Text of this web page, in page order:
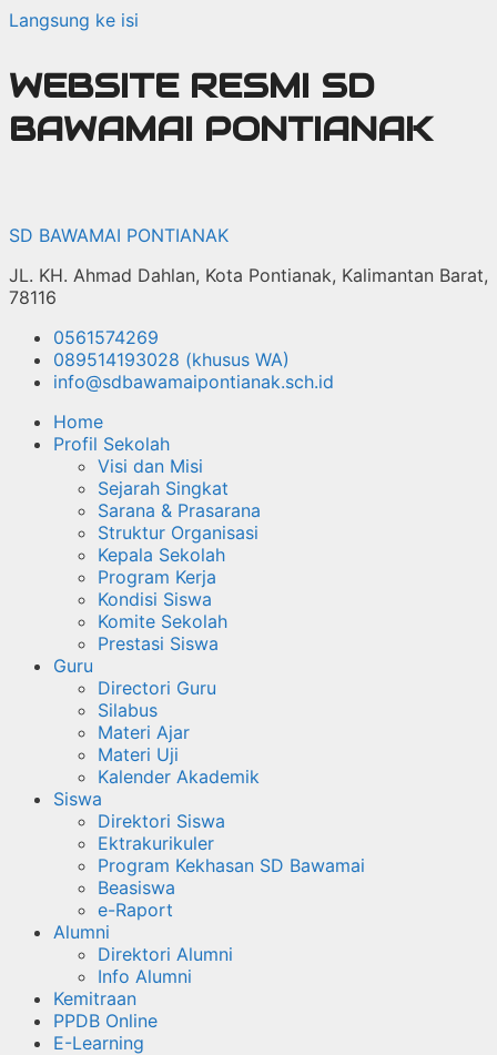
Langsung ke isi
WEBSITE RESMI SD
BAWAMAI PONTIANAK
SD BAWAMAI PONTIANAK
JL. KH. Ahmad Dahlan, Kota Pontianak, Kalimantan Barat,
78116
0561574269
089514193028 (khusus WA)
info@sdbawamaipontianak.sch.id
Home
Profil Sekolah
Visi dan Misi
Sejarah Singkat
Sarana & Prasarana
Struktur Organisasi
Kepala Sekolah
Program Kerja
Kondisi Siswa
Komite Sekolah
Prestasi Siswa
Guru
Directori Guru
Silabus
Materi Ajar
Materi Uji
Kalender Akademik
Siswa
Direktori Siswa
Ektrakurikuler
Program Kekhasan SD Bawamai
Beasiswa
e-Raport
Alumni
Direktori Alumni
Info Alumni
Kemitraan
PPDB Online
E-Learning